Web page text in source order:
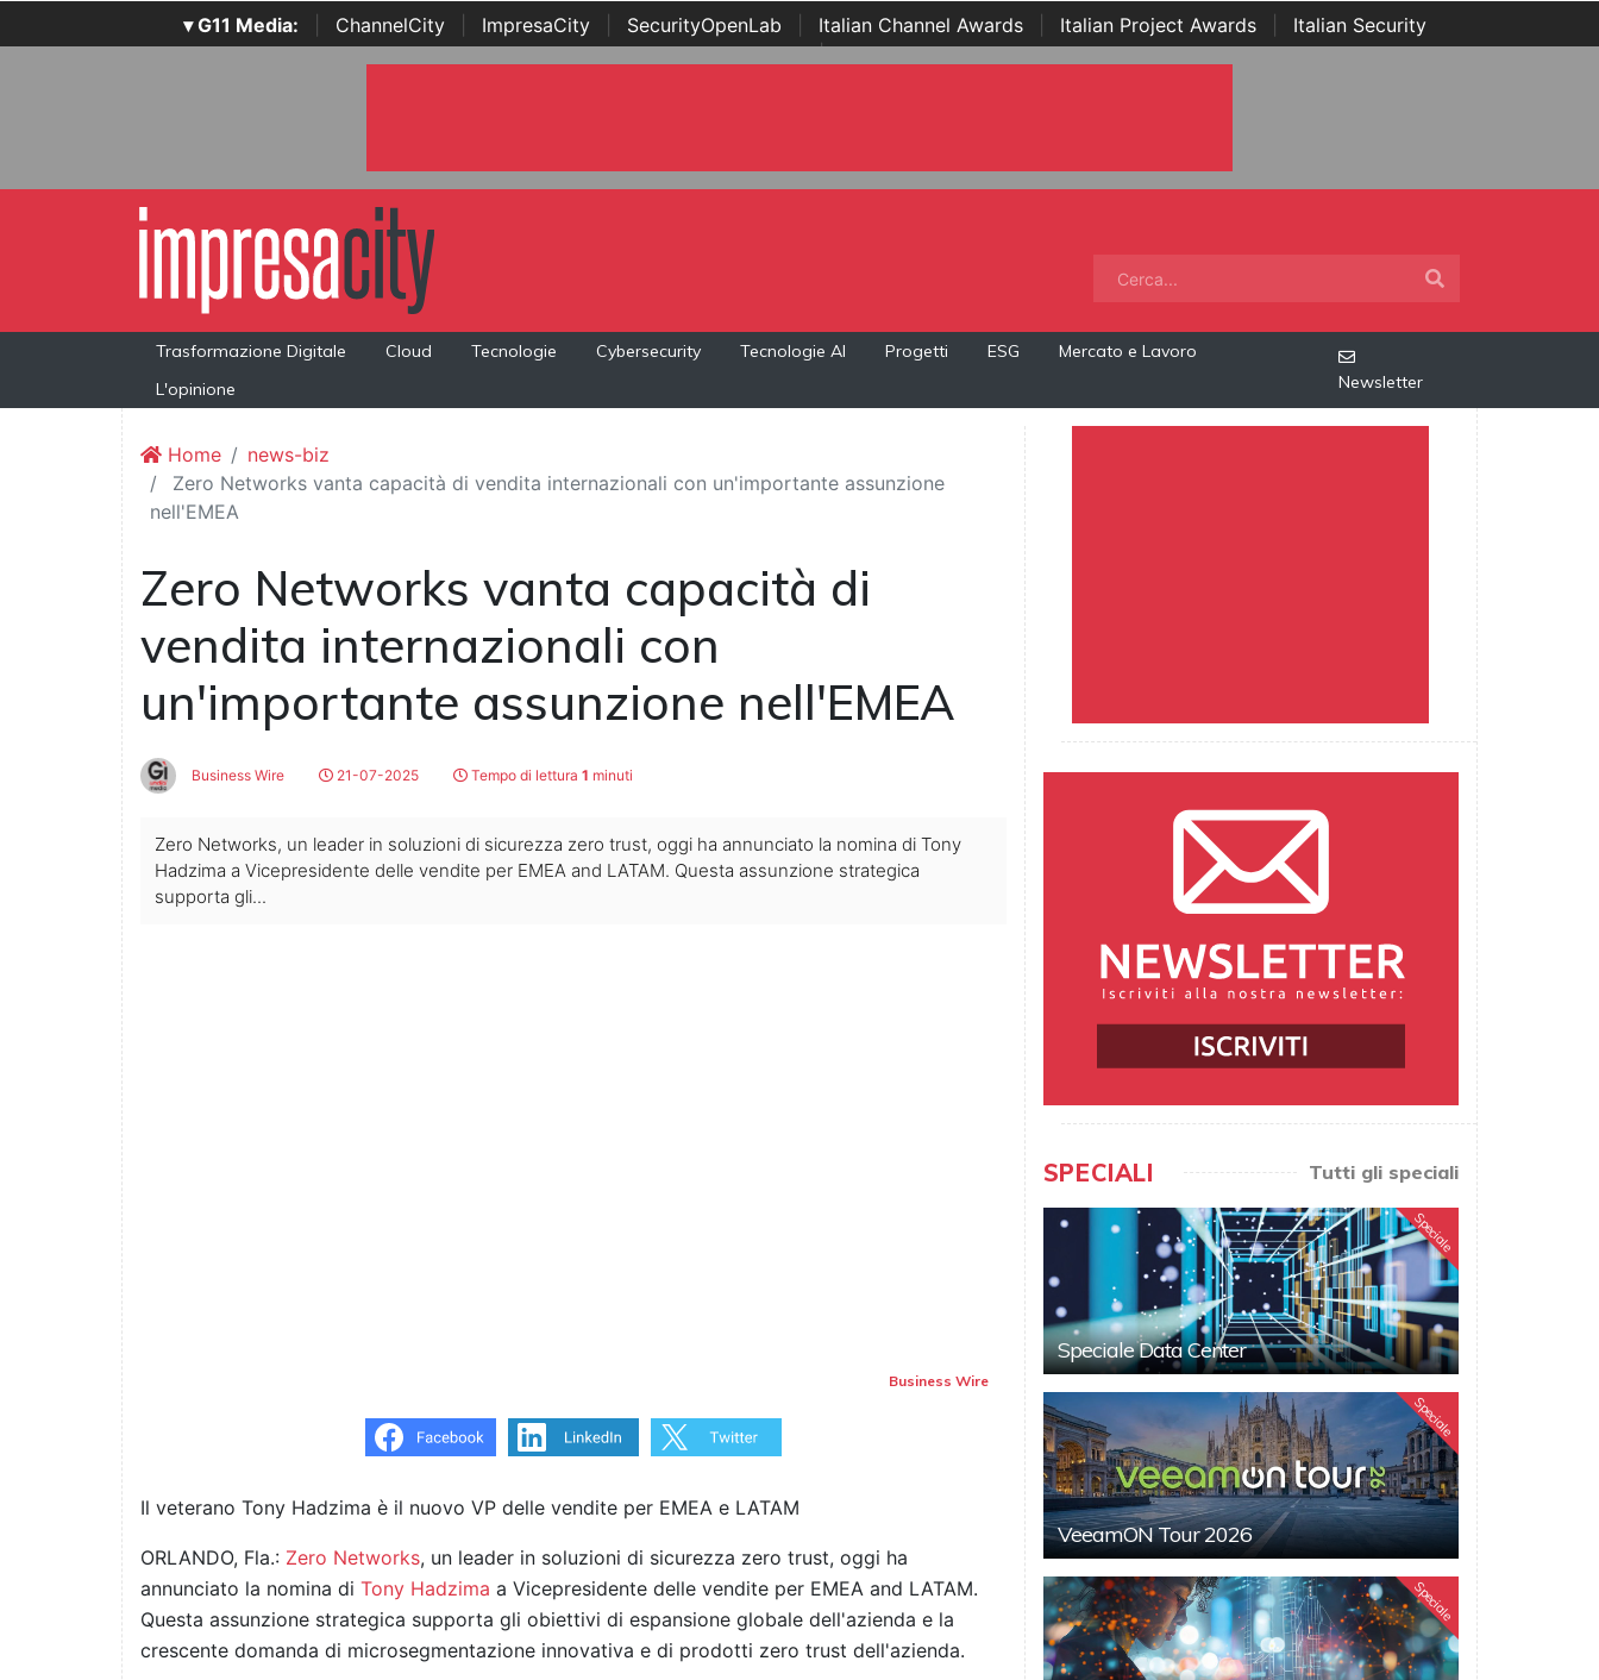
▾ G11 Media: ChannelCity ImpresaCity SecurityOpenLab Italian Channel Awards Italian Project Awards
Italian Security
Awards | ...
Trasformazione Digitale Cloud Tecnologie Cybersecurity Tecnologie AI Progetti ESG
Mercato e Lavoro
L'opinione
Newsletter
Home
news-biz
Zero Networks vanta capacità di vendita internazionali con un'importante assunzione
nell'EMEA
Zero Networks vanta capacità di
vendita internazionali con
un'importante assunzione nell'EMEA
Business Wire 21-07-2025 Tempo di lettura 1 minuti
Zero Networks, un leader in soluzioni di sicurezza zero trust, oggi ha annunciato la nomina di Tony
Hadzima a Vicepresidente delle vendite per EMEA and LATAM. Questa assunzione strategica
supporta gli...
Business Wire
Il veterano Tony Hadzima è il nuovo VP delle vendite per EMEA e LATAM
ORLANDO, Fla.: Zero Networks, un leader in soluzioni di sicurezza zero trust, oggi ha
annunciato la nomina di Tony Hadzima a Vicepresidente delle vendite per EMEA and LATAM.
Questa assunzione strategica supporta gli obiettivi di espansione globale dell'azienda e la
crescente domanda di microsegmentazione innovativa e di prodotti zero trust dell'azienda.
SPECIALI Tutti gli speciali
Speciale
Speciale Data Center
Speciale
VeeamON Tour 2026
Speciale